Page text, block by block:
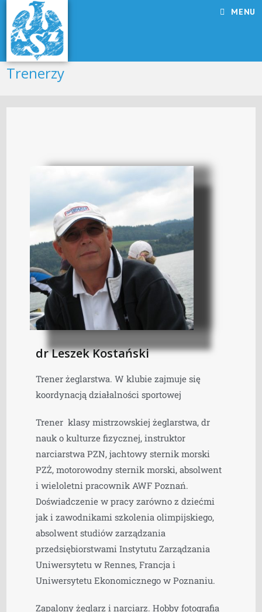
MENU
Trenerzy
dr Leszek Kostański
Trener żeglarstwa. W klubie zajmuje się
koordynacją działalności sportowej
Trener klasy mistrzowskiej żeglarstwa, dr
nauk o kulturze fizycznej, instruktor
narciarstwa PZN, jachtowy sternik morski
PZŻ, motorowodny sternik morski, absolwent
i wieloletni pracownik AWF Poznań.
Doświadczenie w pracy zarówno z dziećmi
jak i zawodnikami szkolenia olimpijskiego,
absolwent studiów zarządzania
przedsiębiorstwami Instytutu Zarządzania
Uniwersytetu w Rennes, Francja i
Uniwersytetu Ekonomicznego w Poznaniu.
Zapalony żeglarz i narciarz. Hobby fotografia